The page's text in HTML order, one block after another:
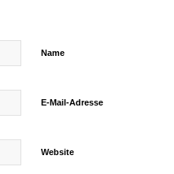
Name
E-Mail-Adresse
Website